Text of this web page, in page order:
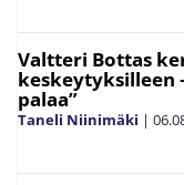
Valtteri Bottas
keskeytyksilleen
palaa”
Taneli Niinimäki |